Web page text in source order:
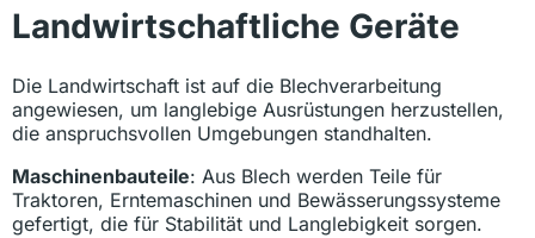
Landwirtschaftliche Geräte
Die Landwirtschaft ist auf die Blechverarbeitung
angewiesen, um langlebige Ausrüstungen herzustellen,
die anspruchsvollen Umgebungen standhalten.
Maschinenbauteile: Aus Blech werden Teile für
Traktoren, Erntemaschinen und Bewässerungssysteme
gefertigt, die für Stabilität und Langlebigkeit sorgen.